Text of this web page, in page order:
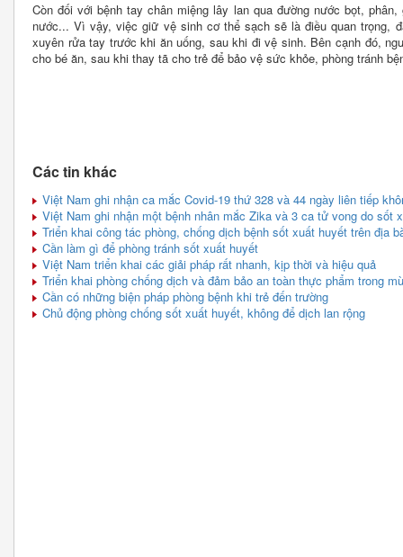
Còn đối với bệnh tay chân miệng lây lan qua đường nước bọt,
nước... Vì vậy, việc giữ vệ sinh cơ thể sạch sẽ là điều quan trọng,
xuyên rửa tay trước khi ăn uống, sau khi đi vệ sinh. Bên cạnh đó,
cho bé ăn, sau khi thay tã cho trẻ để bảo vệ sức khỏe, phòng tránh
Các tin khác
Việt Nam ghi nhận ca mắc Covid-19 thứ 328 và 44 ngày liên tiếp
Việt Nam ghi nhận một bệnh nhân mắc Zika và 3 ca tử vong do sốt
Triển khai công tác phòng, chống dịch bệnh sốt xuất huyết trên địa
Cần làm gì để phòng tránh sốt xuất huyết
Việt Nam triển khai các giải pháp rất nhanh, kịp thời và hiệu quả
Triển khai phòng chống dịch và đảm bảo an toàn thực phẩm trong
Cần có những biện pháp phòng bệnh khi trẻ đến trường
Chủ động phòng chống sốt xuất huyết, không để dịch lan rộng